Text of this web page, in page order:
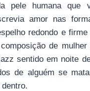
pele humana
amor nas
redondo e
de
sentido em noite
de alguém se